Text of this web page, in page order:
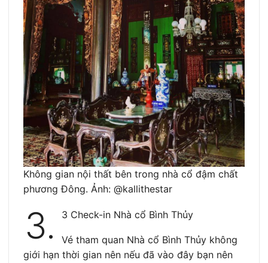
Không gian nội thất bên trong nhà cổ đậm chất
phương Đông. Ảnh: @kallithestar
3. 3 Check-in Nhà cổ Bình Thủy
Vé tham quan Nhà cổ Bình Thủy không
giới hạn thời gian nên nếu đã vào đây bạn nên